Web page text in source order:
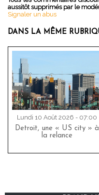
aussitôt supprimés par le
Signaler un abus
DANS LA MÊME
Lundi 10 Août 2026 - 07:00
Detroit, une « US city » à
la relance